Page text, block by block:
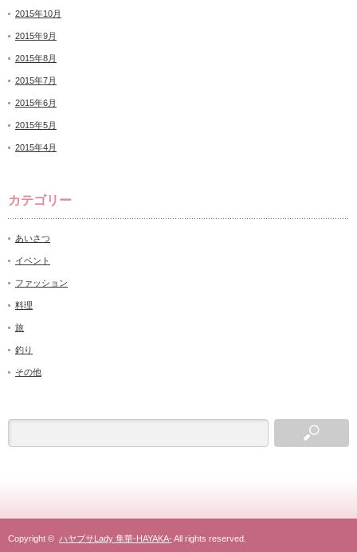
2015年10月
2015年9月
2015年8月
2015年7月
2015年6月
2015年5月
2015年4月
カテゴリー
あいさつ
イベント
ファッション
料理
旅
釣り
その他
Copyright © ハヤブサLady 隼華-HAYAKA- All rights reserved.